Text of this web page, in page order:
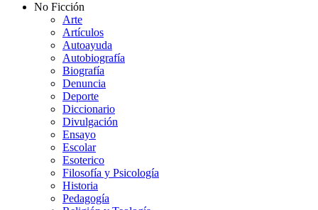
No Ficción
Arte
Artículos
Autoayuda
Autobiografía
Biografía
Denuncia
Deporte
Diccionario
Divulgación
Ensayo
Escolar
Esoterico
Filosofía y Psicología
Historia
Pedagogía